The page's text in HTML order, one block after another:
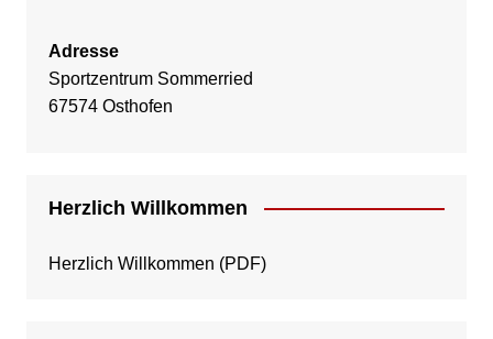
Adresse
Sportzentrum Sommerried
67574 Osthofen
Herzlich Willkommen
Herzlich Willkommen (PDF)